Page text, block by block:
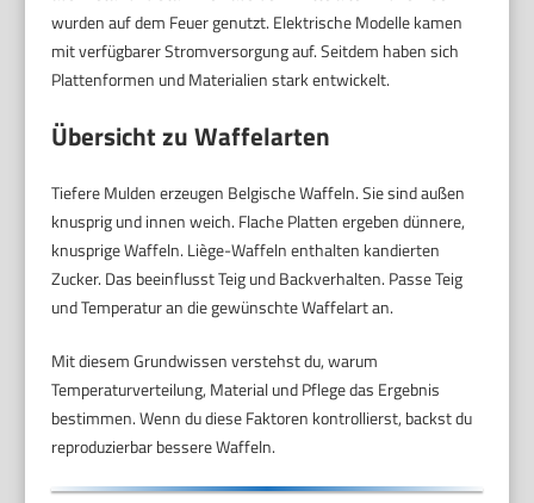
wurden auf dem Feuer genutzt. Elektrische Modelle kamen
mit verfügbarer Stromversorgung auf. Seitdem haben sich
Plattenformen und Materialien stark entwickelt.
Übersicht zu Waffelarten
Tiefere Mulden erzeugen Belgische Waffeln. Sie sind außen
knusprig und innen weich. Flache Platten ergeben dünnere,
knusprige Waffeln. Liège-Waffeln enthalten kandierten
Zucker. Das beeinflusst Teig und Backverhalten. Passe Teig
und Temperatur an die gewünschte Waffelart an.
Mit diesem Grundwissen verstehst du, warum
Temperaturverteilung, Material und Pflege das Ergebnis
bestimmen. Wenn du diese Faktoren kontrollierst, backst du
reproduzierbar bessere Waffeln.